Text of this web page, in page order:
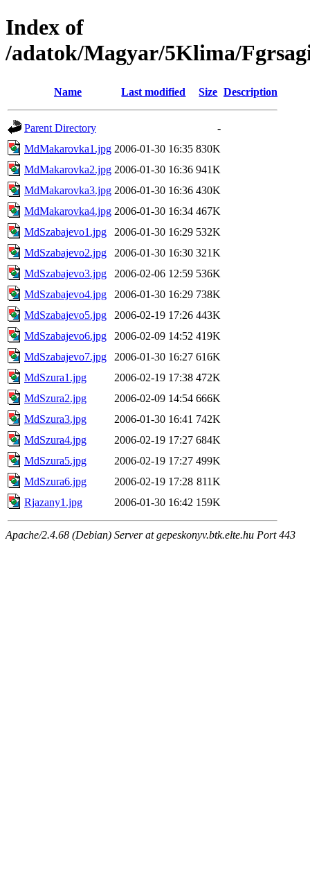
Index of
/adatok/Magyar/5Klima/
Name Last modified Size Description
Parent Directory
-
MdMakarovka1.jpg 2006-01-30 16:35 830K
MdMakarovka2.jpg 2006-01-30 16:36 941K
MdMakarovka3.jpg 2006-01-30 16:36 430K
MdMakarovka4.jpg 2006-01-30 16:34 467K
MdSzabajevo1.jpg
2006-01-30 16:29 532K
MdSzabajevo2.jpg
2006-01-30 16:30 321K
MdSzabajevo3.jpg
2006-02-06 12:59 536K
MdSzabajevo4.jpg
2006-01-30 16:29 738K
MdSzabajevo5.jpg
2006-02-19 17:26 443K
MdSzabajevo6.jpg
2006-02-09 14:52 419K
MdSzabajevo7.jpg
2006-01-30 16:27 616K
MdSzura1.jpg
2006-02-19 17:38 472K
MdSzura2.jpg
2006-02-09 14:54 666K
MdSzura3.jpg
2006-01-30 16:41 742K
MdSzura4.jpg
2006-02-19 17:27 684K
MdSzura5.jpg
2006-02-19 17:27 499K
MdSzura6.jpg
2006-02-19 17:28 811K
Rjazany1.jpg
2006-01-30 16:42 159K
Apache/2.4.68 (Debian) Server at gepeskonyv.btk.elte.hu Port 443